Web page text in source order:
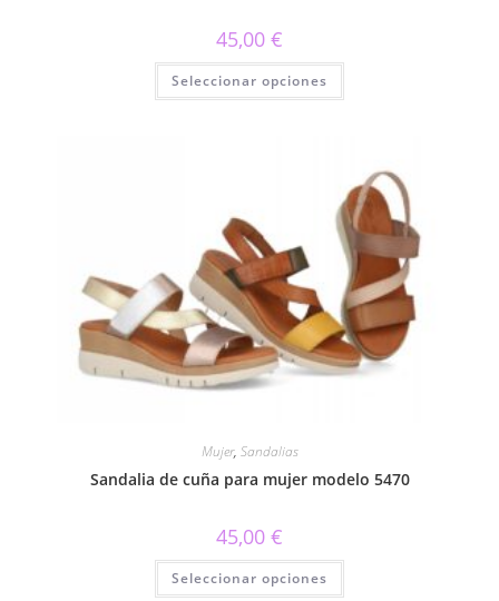
45,00 €
Seleccionar opciones
Este
tiene
pueden
elegir
en
la
página
de
producto
Mujer, Sandalias
Sandalia de cuña para mujer modelo 5470
45,00 €
Seleccionar opciones
Este